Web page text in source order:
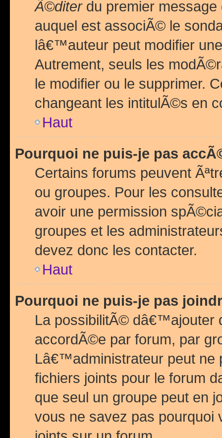
Ã©diterdu premier
auquel est associÃ© le
lâ€™auteur peut modifier
Autrement, seuls les
le modifier ou le supprimer.
changeant les intitulÃ©s en
Haut
Pourquoi ne puis-je pas
Certains forums peuvent
ou groupes. Pour les
avoir une permission
groupes et les
devez donc les contacter.
Haut
Pourquoi ne puis-je pas
La possibilitÃ© dâ€™ajouter
accordÃ©e par forum, par
Lâ€™administrateur peut
fichiers joints pour le forum
que seul un groupe peut en
vous ne savez pas pourquoi